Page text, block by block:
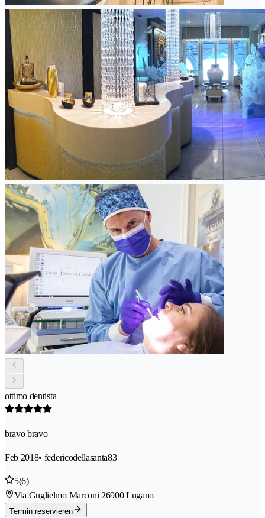
ottimo dentista
bravo bravo
Feb 2018• federicodellasanta83
5(6)
Via Guglielmo Marconi 26900 Lugano
Termin reservieren